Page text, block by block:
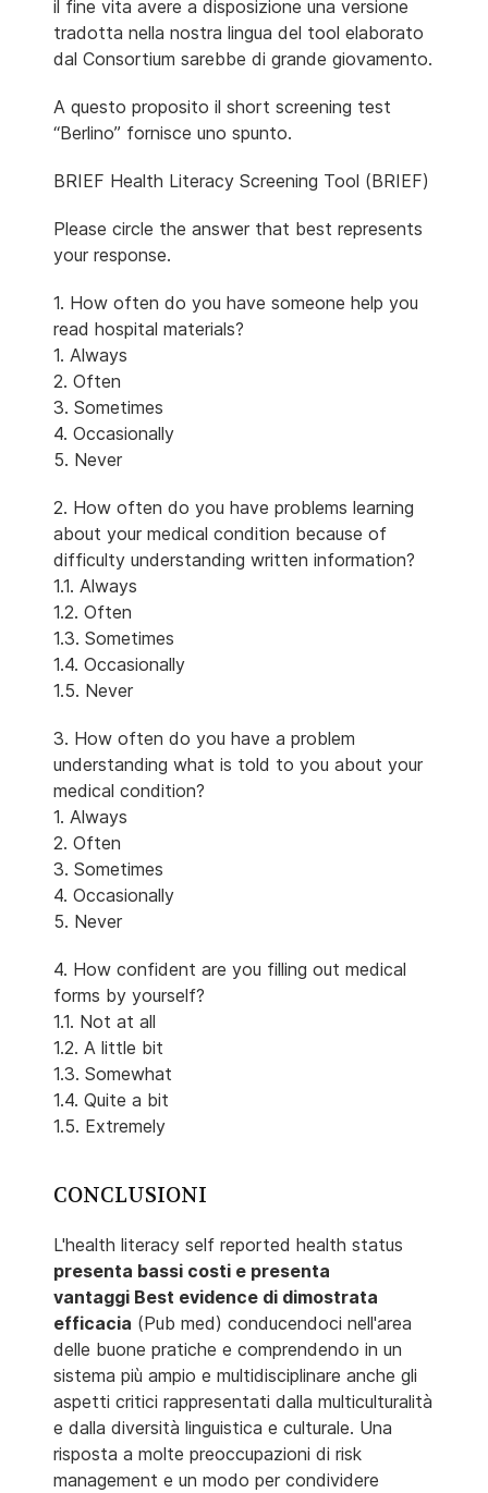
il fine vita avere a disposizione una versione
tradotta nella nostra lingua del tool elaborato
dal Consortium sarebbe di grande giovamento.
A questo proposito il short screening test
“Berlino” fornisce uno spunto.
BRIEF Health Literacy Screening Tool (BRIEF)
Please circle the answer that best represents
your response.
1. How often do you have someone help you
read hospital materials?
1. Always
2. Often
3. Sometimes
4. Occasionally
5. Never
2. How often do you have problems learning
about your medical condition because of
difficulty understanding written information?
1.1. Always
1.2. Often
1.3. Sometimes
1.4. Occasionally
1.5. Never
3. How often do you have a problem
understanding what is told to you about your
medical condition?
1. Always
2. Often
3. Sometimes
4. Occasionally
5. Never
4. How confident are you filling out medical
forms by yourself?
1.1. Not at all
1.2. A little bit
1.3. Somewhat
1.4. Quite a bit
1.5. Extremely
CONCLUSIONI
L'health literacy self reported health status
presenta bassi costi e presenta
vantaggi Best evidence di dimostrata
efficacia (Pub med) conducendoci nell'area
delle buone pratiche e comprendendo in un
sistema più ampio e multidisciplinare anche gli
aspetti critici rappresentati dalla multiculturalità
e dalla diversità linguistica e culturale. Una
risposta a molte preoccupazioni di risk
management e un modo per condividere